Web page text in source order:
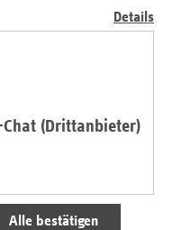
Details
(Drittanbieter)
Alle bestätigen